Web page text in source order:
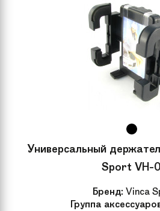
Универсальный
Sport VH-
Бренд: Vinca
Группа